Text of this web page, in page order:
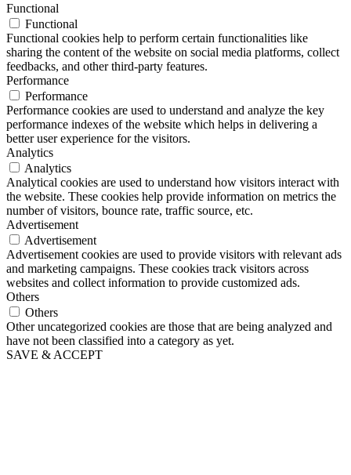
Functional
Functional
Functional cookies help to perform certain functionalities like
sharing the content of the website on social media platforms, collect
feedbacks, and other third-party features.
Performance
Performance
Performance cookies are used to understand and analyze the key
performance indexes of the website which helps in delivering a
better user experience for the visitors.
Analytics
Analytics
Analytical cookies are used to understand how visitors interact with
the website. These cookies help provide information on metrics the
number of visitors, bounce rate, traffic source, etc.
Advertisement
Advertisement
Advertisement cookies are used to provide visitors with relevant ads
and marketing campaigns. These cookies track visitors across
websites and collect information to provide customized ads.
Others
Others
Other uncategorized cookies are those that are being analyzed and
have not been classified into a category as yet.
SAVE & ACCEPT